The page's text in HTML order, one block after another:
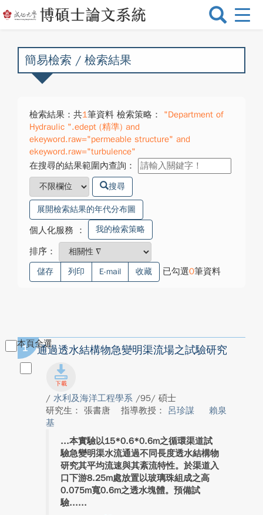
選
換
簡易檢索 / 檢索結果
檢索結果：共1筆資料 檢索策略：
"Department of
Hydraulic ".edept (精準) and
ekeyword.raw="permeable structure" and
ekeyword.raw="turbulence"
在搜尋的結果範圍內查詢：
搜尋
展開檢索結果的年代分布圖
個人化服務 ： 我的檢索策略
排序：
儲存 列印 E-mail 收藏 已勾選0筆資料
本頁全選
1 通過透水結構物急變明渠流場之試驗研究
/ 水利及海洋工程學系 /95/ 碩士
研究生： 張書唐
指導教授： 呂珍謀
賴泉
基
本實驗以15*0.6*0.6m之循環渠道試
驗急變明渠水流通過不同長度透水結構物
研究其平均流速與其紊流特性。於渠道入
口下游8.25m處放置以玻璃珠組成之高
0.075m寬0.6m之透水塊體。預備試
驗...